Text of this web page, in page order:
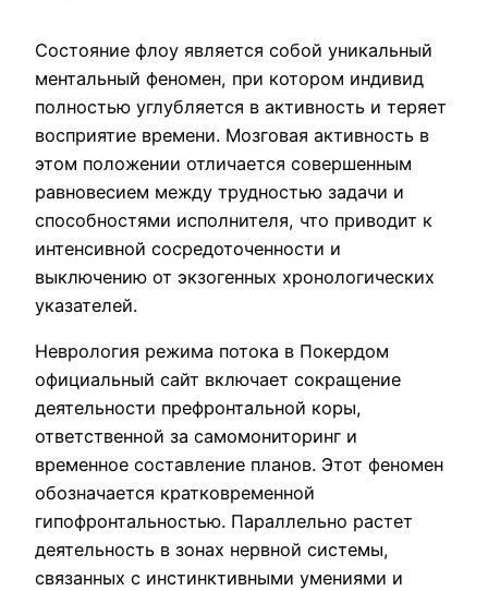
Состояние флоу является собой уникальный
ментальный феномен, при котором индивид
полностью углубляется в активность и теряет
восприятие времени. Мозговая активность в
этом положении отличается совершенным
равновесием между трудностью задачи и
способностями исполнителя, что приводит к
интенсивной сосредоточенности и
выключению от экзогенных хронологических
указателей.
Неврология режима потока в Покердом
официальный сайт включает сокращение
деятельности префронтальной коры,
ответственной за самомониторинг и
временное составление планов. Этот феномен
обозначается кратковременной
гипофронтальностью. Параллельно растет
деятельность в зонах нервной системы,
связанных с инстинктивными умениями и